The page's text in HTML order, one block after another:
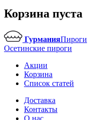
Корзина пуста
ГурманияПироги
Осетинские пироги
Акции
Корзина
Список статей
Доставка
Контакты
О нас